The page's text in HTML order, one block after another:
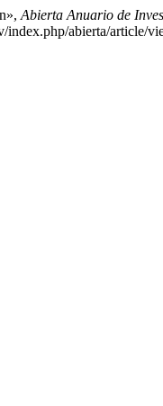
Abierta Anuario de
index.php/abierta/article/